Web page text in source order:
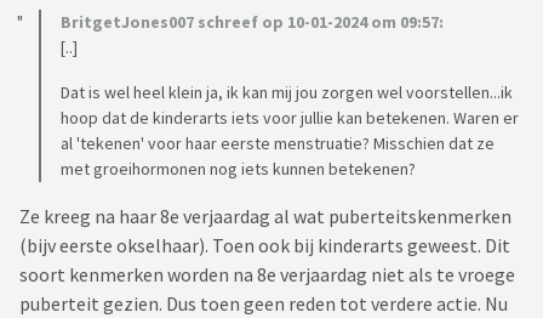
BritgetJones007 schreef op 10-01-2024 om 09:57:
[..]
Dat is wel heel klein ja, ik kan mij jou zorgen wel voorstellen...ik
hoop dat de kinderarts iets voor jullie kan betekenen. Waren er
al 'tekenen' voor haar eerste menstruatie? Misschien dat ze
met groeihormonen nog iets kunnen betekenen?
Ze kreeg na haar 8e verjaardag al wat puberteitskenmerken
(bijv eerste okselhaar). Toen ook bij kinderarts geweest. Dit
soort kenmerken worden na 8e verjaardag niet als te vroege
puberteit gezien. Dus toen geen reden tot verdere actie. Nu